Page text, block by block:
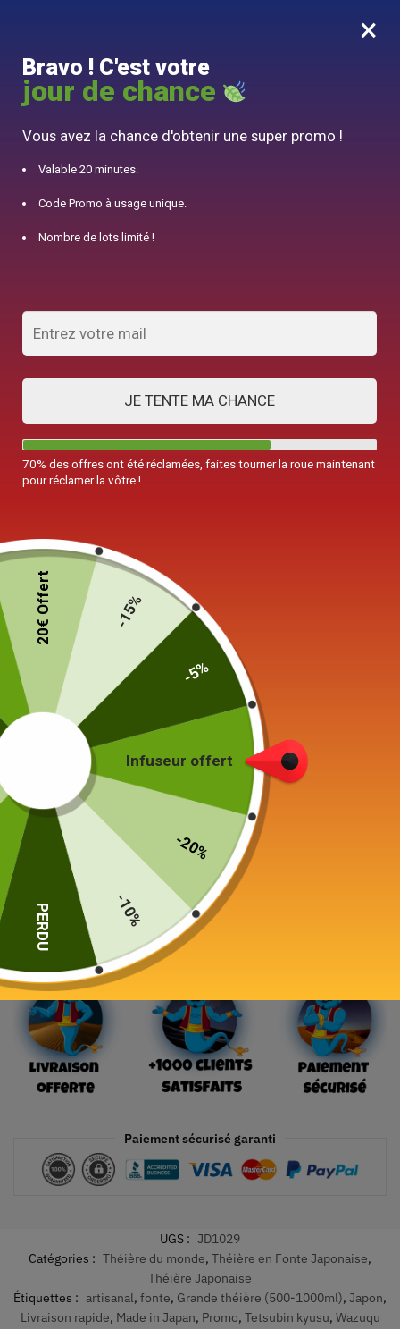
0
10% offert pour 50€ d’achats avec le code DJINN10
Théière en Fonte Wazuqu
Fuku 550ml
159,00
19 en stock
Ajouter au panier
Paiement sécurisé garanti
UGS : JD1029
Catégories : Théière du monde, Théière en Fonte Japonaise,
Théière Japonaise
Étiquettes : artisanal, fonte, Grande théière (500-1000ml), Japon,
Livraison rapide, Made in Japan, Promo, Tetsubin kyusu, Wazuqu
×
Bravo ! C'est votre
jour de chance
Vous avez la chance d'obtenir une super promo !
Valable 20 minutes.
Code Promo à usage unique.
Nombre de lots limité !
JE TENTE MA CHANCE
70% des offres ont été réclamées, faites tourner la roue maintenant
pour réclamer la vôtre !
Infuseur offert
-20%
-10%
PERDU
20€ Offert -15%
-5%